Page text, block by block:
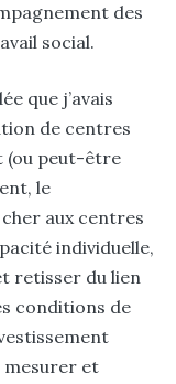
des
social.
que j’avais
de centres
(ou peut-être
le
aux centres
individuelle,
retisser du lien
conditions de
mesurer et